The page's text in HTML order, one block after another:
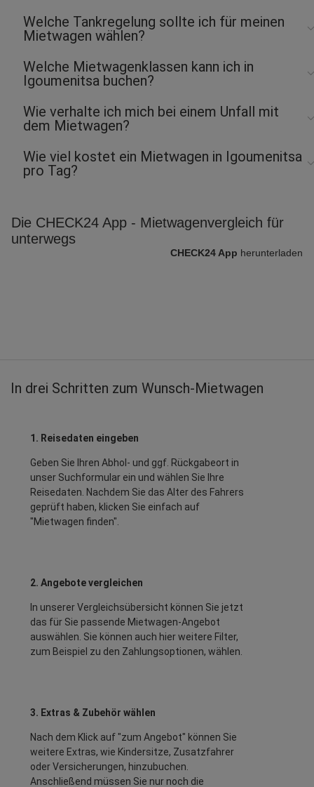
Welche Tankregelung sollte ich für meinen
Mietwagen wählen?
Welche Mietwagenklassen kann ich in
Igoumenitsa buchen?
Wie verhalte ich mich bei einem Unfall mit
dem Mietwagen?
Wie viel kostet ein Mietwagen in Igoumenitsa
pro Tag?
Die CHECK24 App - Mietwagenvergleich für
unterwegs
CHECK24 App herunterladen
In drei Schritten zum Wunsch-Mietwagen
1. Reisedaten eingeben
Geben Sie Ihren Abhol- und ggf. Rückgabeort in
unser Suchformular ein und wählen Sie Ihre
Reisedaten. Nachdem Sie das Alter des Fahrers
geprüft haben, klicken Sie einfach auf
"Mietwagen finden".
2. Angebote vergleichen
In unserer Vergleichsübersicht können Sie jetzt
das für Sie passende Mietwagen-Angebot
auswählen. Sie können auch hier weitere Filter,
zum Beispiel zu den Zahlungsoptionen, wählen.
3. Extras & Zubehör wählen
Nach dem Klick auf "zum Angebot" können Sie
weitere Extras, wie Kindersitze, Zusatzfahrer
oder Versicherungen, hinzubuchen.
Anschließend müssen Sie nur noch die